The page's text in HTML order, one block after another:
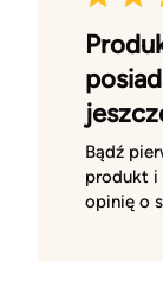
Bądź
produkt i
opinię o